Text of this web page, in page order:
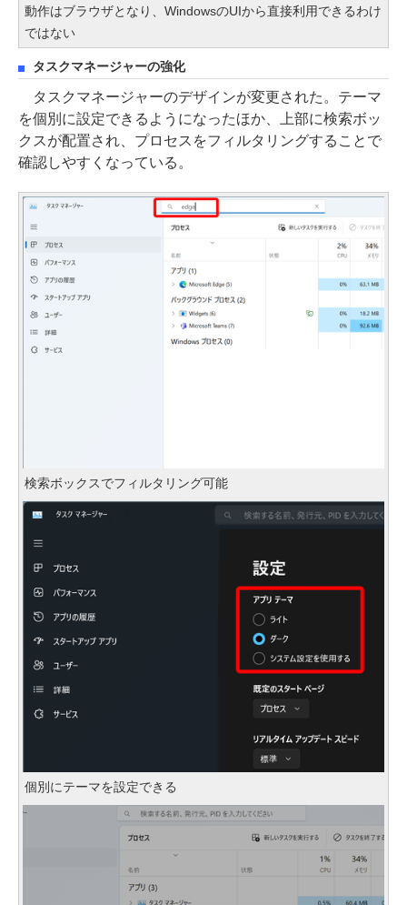
動作はブラウザとなり、WindowsのUIから直接利用できるわけ
ではない
タスクマネージャーの強化
タスクマネージャーのデザインが変更された。テーマ
を個別に設定できるようになったほか、上部に検索ボッ
クスが配置され、プロセスをフィルタリングすることで
確認しやすくなっている。
検索ボックスでフィルタリング可能
個別にテーマを設定できる